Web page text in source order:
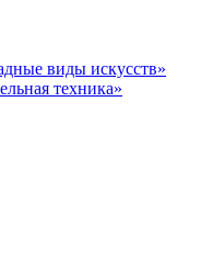
виды искусств»
техника»